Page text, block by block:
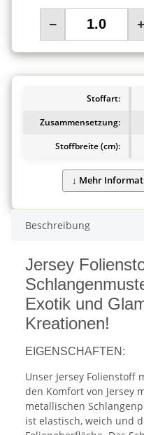
− +
Stoffart:
Zusammensetzung:
Stoffbreite (cm):
Beschreibung
Jersey
Exotik und
Kreationen!
EIGENSCHAFTEN:
Unser Jersey
den Komfort von Jersey
metallischen
ist elastisch, weich und